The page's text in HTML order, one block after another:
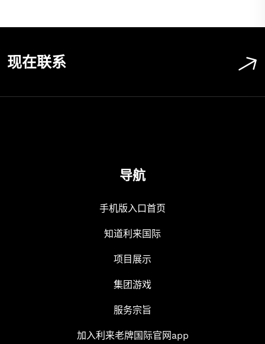
现在联系
导航
手机版入口首页
知道利来国际
项目展示
集团游戏
服务宗旨
加入利来老牌国际官网app